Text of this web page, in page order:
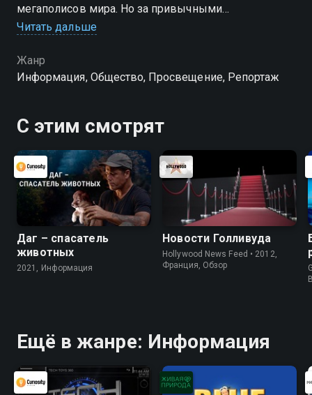
мегаполисов мира. Но за привычными
небоскрёбами и шумными улицами скрывается
Читать дальше
Жанр
Информация, Общество, Просвещение, Репортаж
С этим смотрят
Даг – спасатель
животных
2021, Информация
Новости Голливуда
Hollywood News Feed • 2012,
Франция, Обзор
Ещё в жанре: Информация